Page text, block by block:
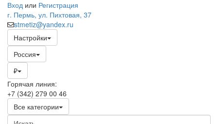
Вход или Регистрация
г. Пермь, ул. Пихтовая, 37
stmetiz@yandex.ru
Настройки
Россия
₽
Горячая линия:
+7 (342) 279 00 46
Все категории